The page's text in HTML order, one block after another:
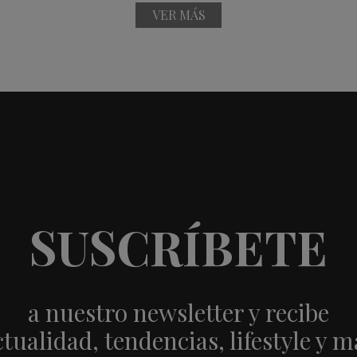
VER MÁS
SUSCRÍBETE
a nuestro newsletter y recibe
tendencias, lifestyle y